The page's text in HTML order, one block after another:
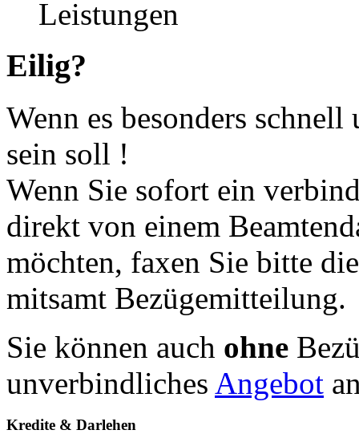
Eilig?
Wenn es besonders
sein soll !
Wenn Sie sofort ein
direkt von einem
möchten, faxen Sie bitte
mitsamt Bezügemitteilung.
Sie können auch ohne
unverbindliches Angebot
Kredite & Darlehen